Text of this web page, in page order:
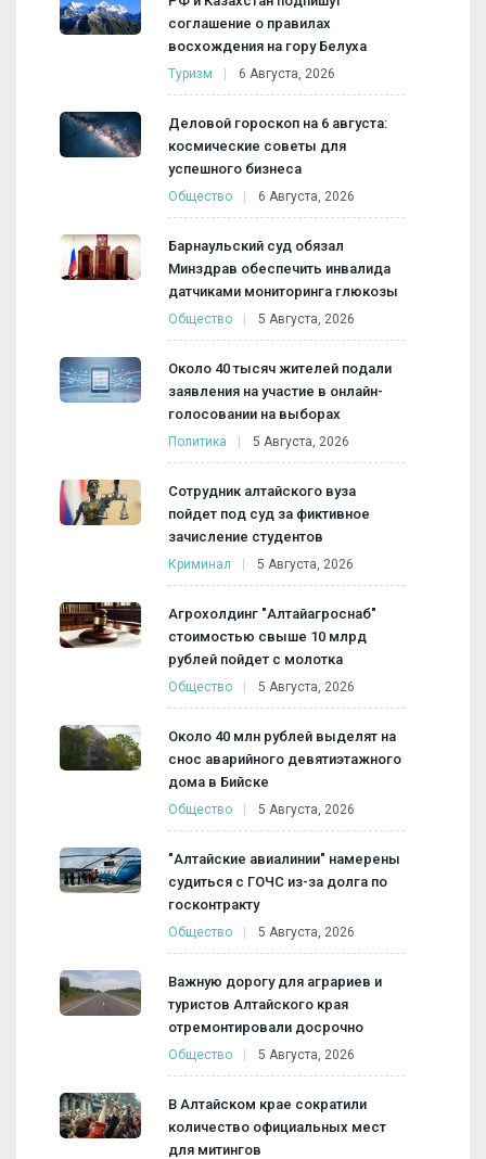
соглашение о правилах
восхождения на гору Белуха
Туризм 6 Августа, 2026
Деловой гороскоп на 6 августа:
космические советы для
успешного бизнеса
Общество 6 Августа, 2026
Барнаульский суд обязал
Минздрав обеспечить инвалида
датчиками мониторинга глюкозы
Общество 5 Августа, 2026
Около 40 тысяч жителей подали
заявления на участие в онлайн-
голосовании на выборах
Политика 5 Августа, 2026
Сотрудник алтайского вуза
пойдет под суд за фиктивное
зачисление студентов
Криминал 5 Августа, 2026
Агрохолдинг "Алтайагроснаб"
стоимостью свыше 10 млрд
рублей пойдет с молотка
Общество 5 Августа, 2026
Около 40 млн рублей выделят на
снос аварийного девятиэтажного
дома в Бийске
Общество 5 Августа, 2026
"Алтайские авиалинии" намерены
судиться с ГОЧС из-за долга по
госконтракту
Общество 5 Августа, 2026
Важную дорогу для аграриев и
туристов Алтайского края
отремонтировали досрочно
Общество 5 Августа, 2026
В Алтайском крае сократили
количество официальных мест
для митингов